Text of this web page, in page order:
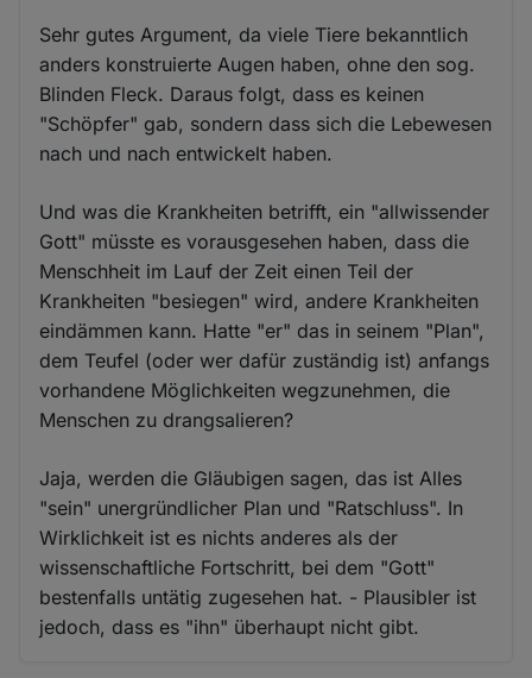
Sehr gutes Argument, da viele Tiere bekanntlich
anders konstruierte Augen haben, ohne den sog.
Blinden Fleck. Daraus folgt, dass es keinen
"Schöpfer" gab, sondern dass sich die Lebewesen
nach und nach entwickelt haben.
Und was die Krankheiten betrifft, ein "allwissender
Gott" müsste es vorausgesehen haben, dass die
Menschheit im Lauf der Zeit einen Teil der
Krankheiten "besiegen" wird, andere Krankheiten
eindämmen kann. Hatte "er" das in seinem "Plan",
dem Teufel (oder wer dafür zuständig ist) anfangs
vorhandene Möglichkeiten wegzunehmen, die
Menschen zu drangsalieren?
Jaja, werden die Gläubigen sagen, das ist Alles
"sein" unergründlicher Plan und "Ratschluss". In
Wirklichkeit ist es nichts anderes als der
wissenschaftliche Fortschritt, bei dem "Gott"
bestenfalls untätig zugesehen hat. - Plausibler ist
jedoch, dass es "ihn" überhaupt nicht gibt.